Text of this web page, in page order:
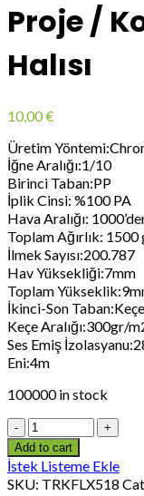
Proje /
Halısı
10,00€
Üretim
İğne Aralığı:1/10
Birinci Taban:PP
İplik Cinsi: %100 PA
Hava Aralığı:
Toplam Ağırlık:
İlmek Sayısı:200.787
Hav Yüksekliği:7mm
Toplam
İkinci-Son
Keçe Aralığı:300gr/
Ses Emiş
Eni:4m
100000 in stock
Add to cart
İstek Listeme Ekle
SKU: TRKFLX518